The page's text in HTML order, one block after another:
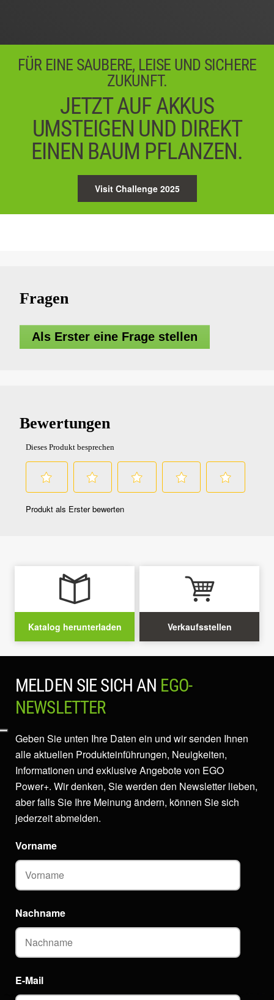
FÜR EINE SAUBERE, LEISE UND SICHERE
ZUKUNFT.
JETZT AUF AKKUS
UMSTEIGEN UND DIREKT
EINEN BAUM PFLANZEN.
Visit Challenge 2025
Fragen
Als Erster eine Frage stellen
Katalog herunterladen Verkaufsstellen
MELDEN SIE SICH AN EGO-
NEWSLETTER
Geben Sie unten Ihre Daten ein und wir senden Ihnen
alle aktuellen Produkteinführungen, Neuigkeiten,
Informationen und exklusive Angebote von EGO
Power+. Wir denken, Sie werden den Newsletter lieben,
aber falls Sie Ihre Meinung ändern, können Sie sich
jederzeit abmelden.
E-Mail
Vorname
Nachname